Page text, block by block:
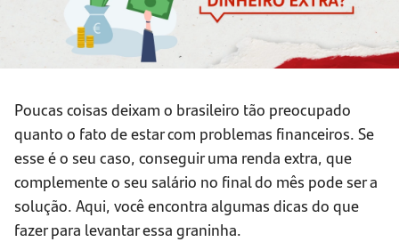
Poucas coisas deixam o brasileiro tão preocupado
quanto o fato de estar com problemas financeiros. Se
esse é o seu caso, conseguir uma renda extra, que
complemente o seu salário no final do mês pode ser a
solução. Aqui, você encontra algumas dicas do que
fazer para levantar essa graninha.